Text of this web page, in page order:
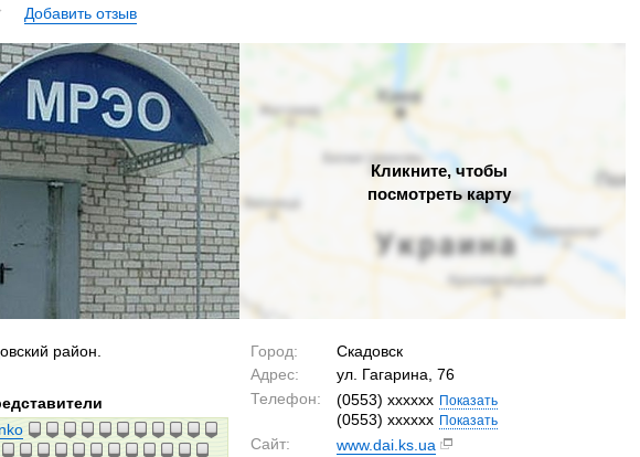
Добавить отзыв
Кликните, чтобы
посмотреть карту
Город:
Скадовск
Адрес:
ул. Гагарина, 76
Телефон:
(0553) xxxxxx Показать
(0553) xxxxxx Показать
Сайт: www.dai.ks.ua
район.